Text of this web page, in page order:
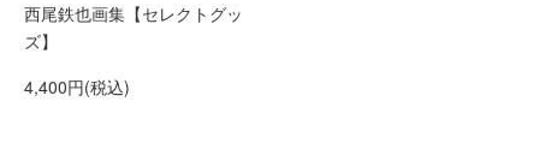
西尾鉄也画集【セレクトグッ
ズ】
4,400円(税込)